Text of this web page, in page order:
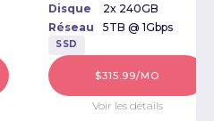
Disque
2x 240GB
Réseau
5TB @ 1Gbps
SSD
$315.99/MO
Voir les détails